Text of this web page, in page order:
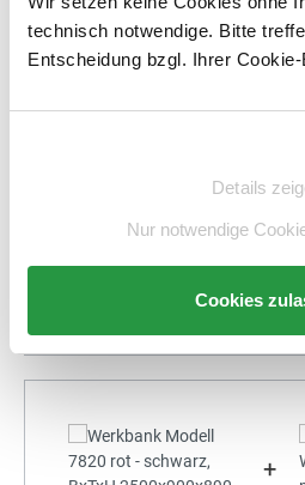
technisch notwendige. Bitte
Entscheidung bzgl. Ihrer
Details
Nur notwendige
Cookies
3.032,64 € %
In
+